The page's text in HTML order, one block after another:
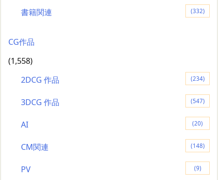
書籍関連 (332)
CG作品
(1,558)
2DCG 作品
(234)
3DCG 作品 (547)
AI (20)
CM関連 (148)
PV (9)